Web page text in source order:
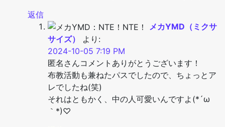
返信
メカYMD（ミクサ
サイズ）
より:
2024-10-05 7:19 PM
匿名さんコメントありがとうございます！
布教活動も兼ねたパスでしたので、ちょっとア
レでしたね(笑)
それはともかく、中の人可愛いんですよ(*´ω
｀*)♡